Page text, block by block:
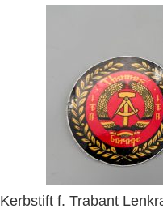
Kerbstift f. Trabant